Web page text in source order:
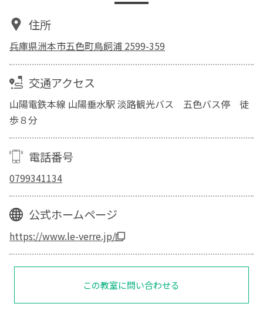
住所
兵庫県洲本市五色町鳥飼浦 2599-359
交通アクセス
山陽電鉄本線 山陽垂水駅 淡路観光バス 五色バス停 徒
歩８分
電話番号
0799341134
公式ホームページ
https://www.le-verre.jp/
この教室に問い合わせる